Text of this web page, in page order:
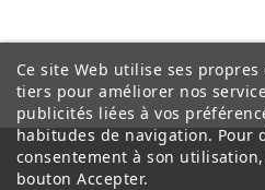
Ce site Web utilise ses propres
tiers pour améliorer nos
publicités liées à vos
habitudes de navigation. Pour
consentement à son
bouton Accepter.